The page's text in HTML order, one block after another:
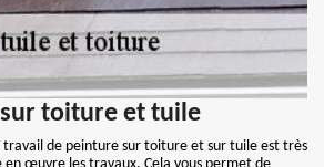
toiture et tuile
travail de peinture sur toiture et sur tuile est très